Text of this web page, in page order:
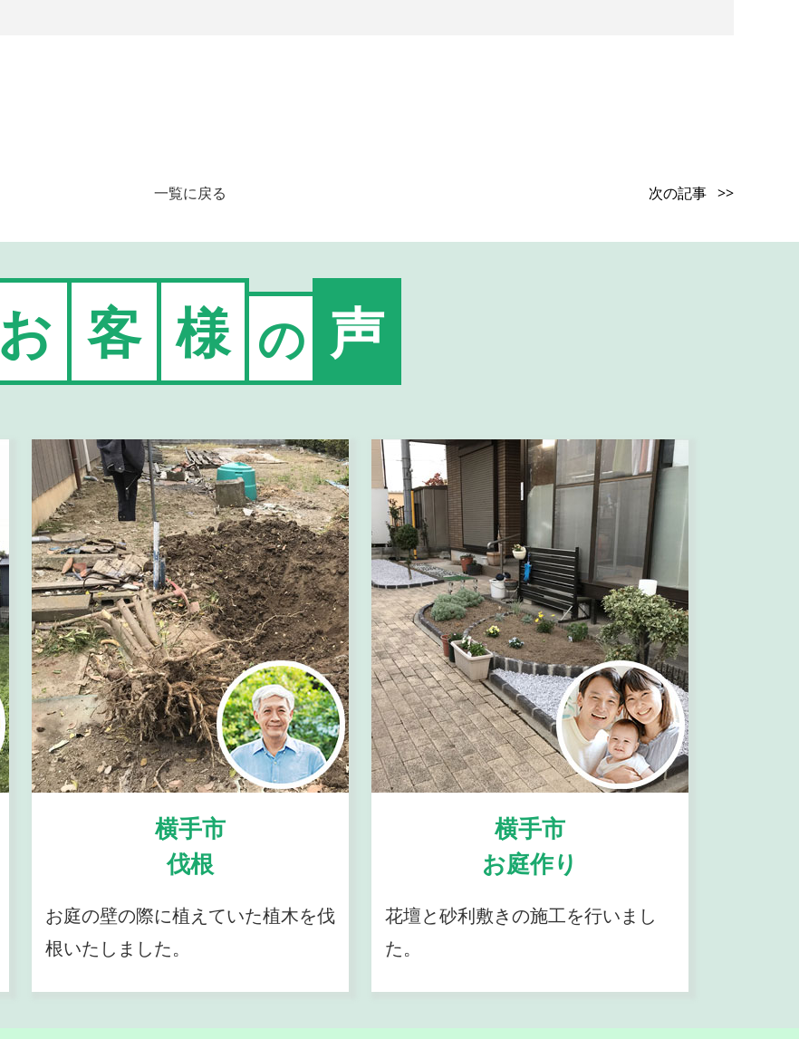
一覧に戻る 次の記事 >>
お 客 様 の 声
横手市
伐根
お庭の壁の際に植えていた植木を伐
根いたしました。
横手市
お庭作り
花壇と砂利敷きの施工を行いまし
た。